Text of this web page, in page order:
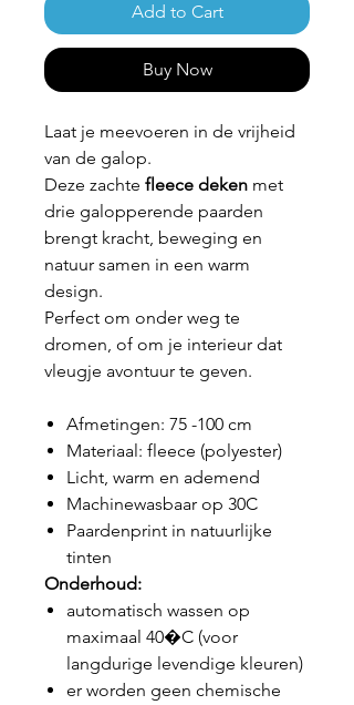
Add to Cart
Buy Now
Laat je meevoeren in de vrijheid
van de galop.
Deze zachte fleece deken met
drie galopperende paarden
brengt kracht, beweging en
natuur samen in een warm
design.
Perfect om onder weg te
dromen, of om je interieur dat
vleugje avontuur te geven.
Afmetingen: 75 -100 cm
Materiaal: fleece (polyester)
Licht, warm en ademend
Machinewasbaar op 30C
Paardenprint in natuurlijke
tinten
Onderhoud:
automatisch wassen op
maximaal 40�C (voor
langdurige levendige kleuren)
er worden geen chemische